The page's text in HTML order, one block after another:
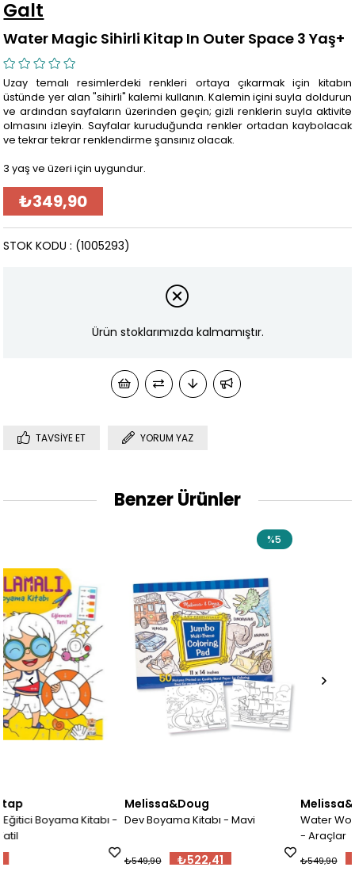
Galt
Water Magic Sihirli Kitap In Outer Space 3 Yaş+
Uzay temalı resimlerdeki renkleri ortaya çıkarmak için kitabın
üstünde yer alan "sihirli" kalemi kullanın. Kalemin içini suyla doldurun
ve ardından sayfaların üzerinden geçin; gizli renklerin suyla aktivite
olmasını izleyin. Sayfalar kuruduğunda renkler ortadan kaybolacak
ve tekrar tekrar renklendirme şansınız olacak.
3 yaş ve üzeri için uygundur.
₺349,90
(1005293)
STOK KODU
Ürün stoklarımızda kalmamıştır.
TAVSIYE ET YORUM YAZ
Benzer Ürünler
-
Melissa&Doug
Dev Boyama Kitabı - Mavi
₺522,41
Melissa&Doug
Water Wow! Su İle Boyama
₺522,41
₺549,90